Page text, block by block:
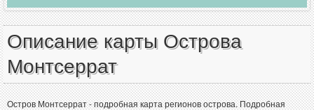
Описание карты Острова
Монтсеррат
Остров Монтсеррат - подробная карта регионов острова. Подробная